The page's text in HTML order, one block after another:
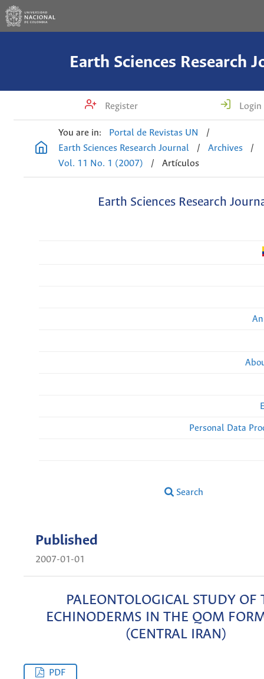
Earth Sciences Research
Register Login
You are in: Portal de Revistas UN
/
Earth Sciences Research Journal
/ Archives
/
Vol. 11 No. 1 (2007)
/ Artículos
Earth Sciences Research
Personal Data
Search
Published
2007-01-01
PALEONTOLOGICAL STUDY OF
ECHINODERMS IN THE QOM
(CENTRAL IRAN)
PDF